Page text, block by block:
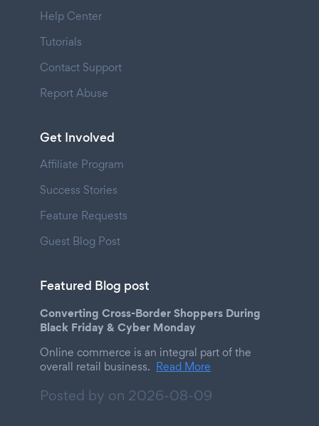
Help Center
Tutorials
Contact Support
Report Abuse
Get Involved
Affiliate Program
Success Stories
Feature Requests
Guest Blog Post
Featured Blog post
Converting Cross-Border Shoppers During
Black Friday & Cyber Monday
Online commerce is an integral part of the
overall retail business. Read More
Posted by on 2026-08-09